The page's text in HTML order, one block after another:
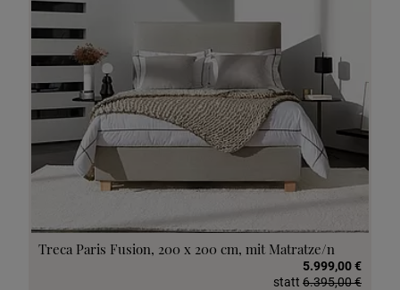
Treca Paris Fusion, 200 x 200 cm, mit Matratze/n
5.999,00 €
statt 6.395,00 €